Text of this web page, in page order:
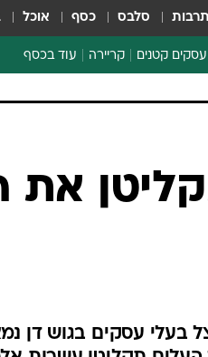
תרבות סלבס כסף אוכל
עסקים קטנים קריירה עוד בכסף
הלאונג'
עסקים בגוש דן